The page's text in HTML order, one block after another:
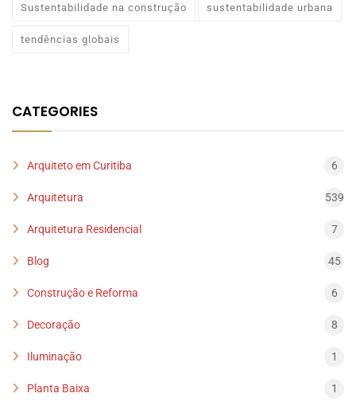
Sustentabilidade na construção sustentabilidade urbana
tendências globais
CATEGORIES
Arquiteto em Curitiba 6
Arquitetura 539
Arquitetura Residencial 7
Blog 45
Construção e Reforma 6
Decoração 8
Iluminação 1
Planta Baixa 1